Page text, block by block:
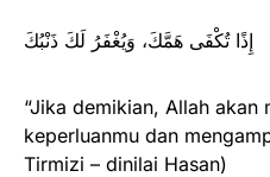
إِذًا تُكْفَى هَمَّكَ، وَيُغْفَرُ لَكَ ذَنْبُكَ
“Jika demikian, Allah akan
keperluanmu dan
Tirmizi – dinilai Hasan)